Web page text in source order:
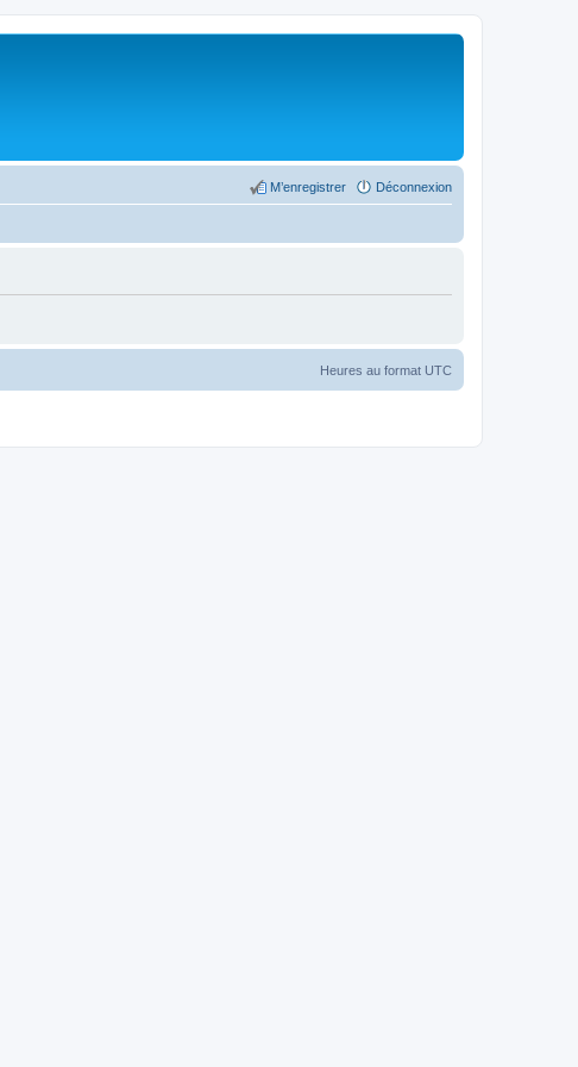
Déconnexion
M’enregistrer
Heures au format UTC